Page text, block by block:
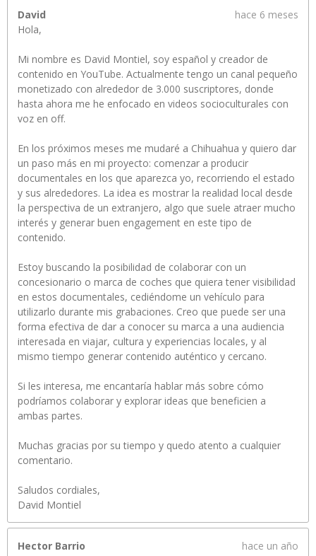
David
hace 6 meses
Hola,
Mi nombre es David Montiel, soy español y creador de
contenido en YouTube. Actualmente tengo un canal pequeño
monetizado con alrededor de 3.000 suscriptores, donde
hasta ahora me he enfocado en videos socioculturales con
voz en off.
En los próximos meses me mudaré a Chihuahua y quiero dar
un paso más en mi proyecto: comenzar a producir
documentales en los que aparezca yo, recorriendo el estado
y sus alrededores. La idea es mostrar la realidad local desde
la perspectiva de un extranjero, algo que suele atraer mucho
interés y generar buen engagement en este tipo de
contenido.
Estoy buscando la posibilidad de colaborar con un
concesionario o marca de coches que quiera tener visibilidad
en estos documentales, cediéndome un vehículo para
utilizarlo durante mis grabaciones. Creo que puede ser una
forma efectiva de dar a conocer su marca a una audiencia
interesada en viajar, cultura y experiencias locales, y al
mismo tiempo generar contenido auténtico y cercano.
Si les interesa, me encantaría hablar más sobre cómo
podríamos colaborar y explorar ideas que beneficien a
ambas partes.
Muchas gracias por su tiempo y quedo atento a cualquier
comentario.
Saludos cordiales,
David Montiel
Hector Barrio
hace un año